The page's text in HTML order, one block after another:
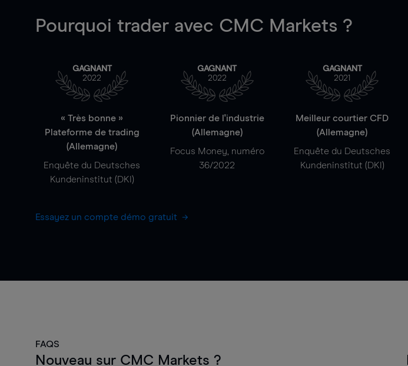
Pourquoi trader avec CMC Markets ?
GAGNANT
2022
« Très bonne »
Plateforme de trading
(Allemagne)
Enquête du Deutsches
Kundeninstitut (DKI)
GAGNANT
2022
Pionnier de l'industrie
(Allemagne)
Focus Money, numéro
36/2022
GAGNANT
2021
Meilleur courtier CFD
(Allemagne)
Enquête du Deutsches
Kundeninstitut (DKI)
Essayez un compte démo gratuit
FAQS
Nouveau sur CMC Markets ?